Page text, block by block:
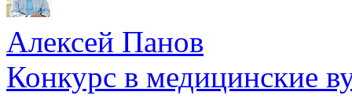
Алексей Панов
Конкурс в медицинские